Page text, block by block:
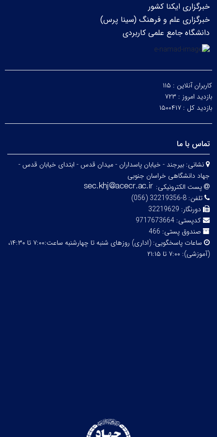
خبرگزاری ایکنا کشور
خبرگزاری علم و فرهنگ (سینا پرس)
دانشگاه جامع علمی کاربردی
کاربران آنلاین : ۱۱۵
بازدید امروز : ۷۲۳
بازدید کل : ۱۵۰۰۴۱۷
تماس با ما
نشانی: بیرجند - خیابان پاسداران - میدان قدس - ابتدای خیابان قدس -
جهاد دانشگاهی خراسان جنوبی
پست الکترونیکی:
تلفن: 8-32219356 (056)
دورنگار: 32219629
کدپستی: 9717673664
صندوق پستی: 466
ساعات پاسخگویی:
(اداری) روزهای شنبه تا چهارشنبه ساعت:۷:۰۰ تا ۱۴:۳۰،
(آموزشی): ۷:۰۰ تا ۲۱:۱۵